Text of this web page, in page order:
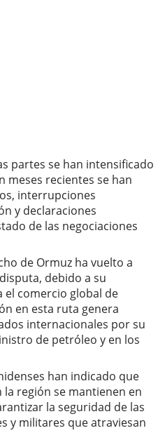
partes se han intensificado
meses recientes se han
interrupciones
y declaraciones
de las negociaciones
de Ormuz ha vuelto a
debido a su
el comercio global de
en esta ruta genera
internacionales por su
de petróleo y en los
han indicado que
la región se mantienen en
la seguridad de las
y militares que atraviesan